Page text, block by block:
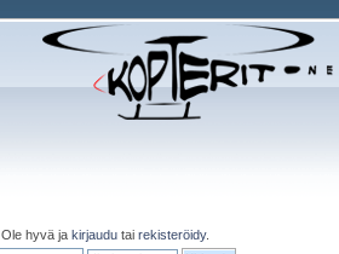
. Ole hyvä ja kirjaudu tai rekisteröidy.